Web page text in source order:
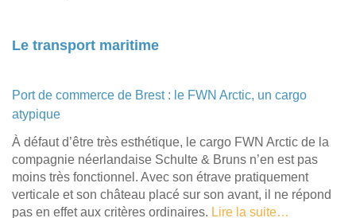
Le transport maritime
Port de commerce de Brest : le FWN Arctic, un cargo
atypique
À défaut d’être très esthétique, le cargo FWN Arctic de la
compagnie néerlandaise Schulte & Bruns n’en est pas
moins très fonctionnel. Avec son étrave pratiquement
verticale et son château placé sur son avant, il ne répond
pas en effet aux critères ordinaires. Lire la suite…